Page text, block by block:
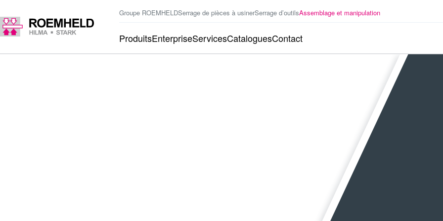
Groupe ROEMHELDSerrage de pièces à usinerSerrage d’outilsAssemblage et manipulation
ProduitsEnterpriseServicesCataloguesContact